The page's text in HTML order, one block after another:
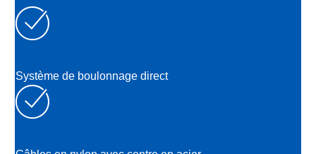
Système de boulonnage direct